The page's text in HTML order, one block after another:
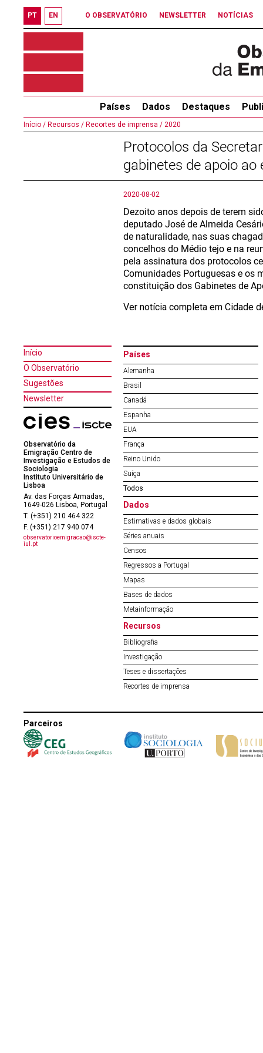
PT EN O OBSERVATÓRIO NEWSLETTER NOTÍCIAS
Países Dados Destaques
Início / Recursos / Recortes de imprensa / 2020
Protocolos da
gabinetes de apoio
2020-08-02
Dezoito anos depois de terem
deputado José de Almeida
de naturalidade, nas suas
concelhos do Médio tejo e na
pela assinatura dos protocolos
Comunidades Portuguesas e os
constituição dos Gabinetes de
Ver notícia completa em Cidade
Início
O Observatório
Sugestões
Newsletter
Observatório da
Emigração Centro de
Investigação e Estudos de
Sociologia
Instituto Universitário de
Lisboa
Av. das Forças Armadas,
1649-026 Lisboa, Portugal
T. (+351) 210 464 322
F. (+351) 217 940 074
observatorioemigracao@iscte-
iul.pt
Países
Alemanha
Brasil
Canadá
Espanha
EUA
França
Reino Unido
Suíça
Todos
Dados
Estimativas e dados globais
Séries anuais
Censos
Regressos a Portugal
Mapas
Bases de dados
Metainformação
Recursos
Bibliografia
Investigação
Teses e dissertações
Recortes de imprensa
Parceiros